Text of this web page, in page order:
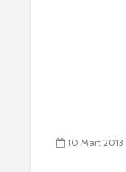
10 Mart 2013